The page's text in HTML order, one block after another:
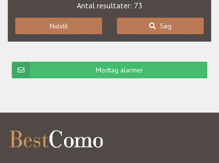
Antal resultater: 73
Nulstil Søg
Modtag alarmer